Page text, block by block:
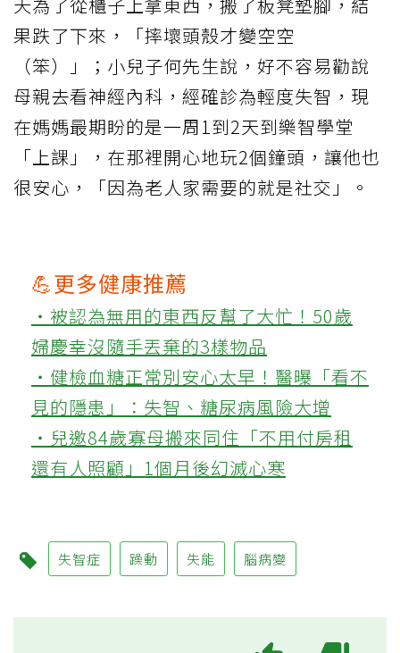
果跌了下來，「摔壞頭殼才變空空
（笨）」；小兒子何先生說，好不容易勸說
母親去看神經內科，經確診為輕度失智，現
在媽媽最期盼的是一周1到2天到樂智學堂
「上課」，在那裡開心地玩2個鐘頭，讓他也
很安心，「因為老人家需要的就是社交」。
💪更多健康推薦
‧被認為無用的東西反幫了大忙！50歲
婦慶幸沒隨手丟棄的3樣物品
‧健檢血糖正常別安心太早！醫曝「看不
見的隱患」：失智、糖尿病風險大增
‧兒邀84歲寡母搬來同住「不用付房租
還有人照顧」1個月後幻滅心寒
失智症 躁動 失能 腦病變